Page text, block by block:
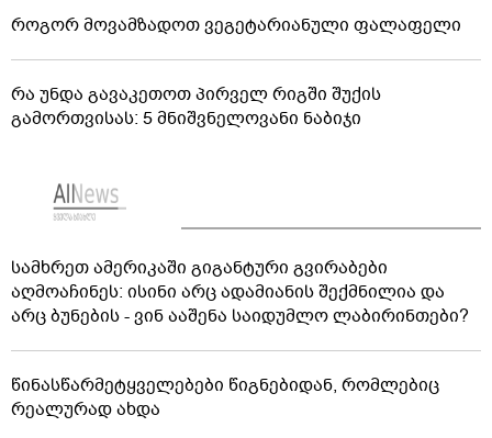
როგორ მოვამზადოთ ვეგეტარიანული ფალაფელი
რა უნდა გავაკეთოთ პირველ რიგში შუქის
გამორთვისას: 5 მნიშვნელოვანი ნაბიჯი
სამხრეთ ამერიკაში გიგანტური გვირაბები
აღმოაჩინეს: ისინი არც ადამიანის შექმნილია და
არც ბუნების - ვინ ააშენა საიდუმლო ლაბირინთები?
წინასწარმეტყველებები წიგნებიდან, რომლებიც
რეალურად ახდა